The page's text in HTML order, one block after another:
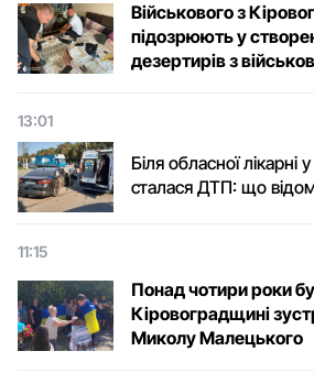
Військового з
підозрюють у
дезертирів з
13:01
Біля обласної
сталася ДТП: що
11:15
Понад чотири роки
Кіровоградщині
Микoлу Малецькoгo